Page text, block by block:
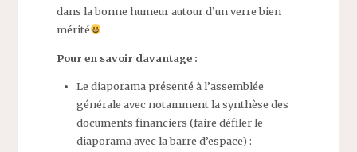
dans la bonne humeur autour d’un verre bien
mérité
Pour en savoir davantage :
Le diaporama présenté à l’assemblée
générale avec notamment la synthèse des
documents financiers (faire défiler le
diaporama avec la barre d’espace) :